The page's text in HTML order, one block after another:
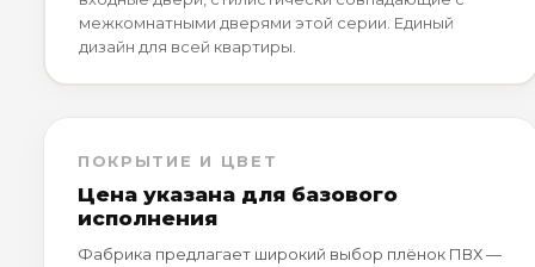
межкомнатными дверями этой серии. Единый
дизайн для всей квартиры.
ПОКРЫТИЕ И ЦВЕТ
Цена указана для базового
исполнения
Фабрика предлагает широкий выбор плёнок ПВХ —